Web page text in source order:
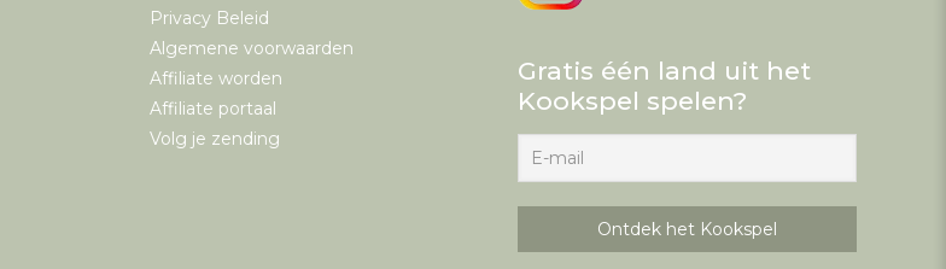
Privacy Beleid
Algemene voorwaarden
Affiliate worden
Affiliate portaal
Volg je zending
Gratis één land uit het
Kookspel spelen?